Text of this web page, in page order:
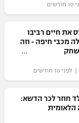
את חיים רביבו
מכבי חיפה - וזה
חוזר לכר הדשא:
הלאומית